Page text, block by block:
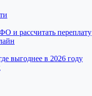
и рассчитать переплату
выгоднее в 2026 году